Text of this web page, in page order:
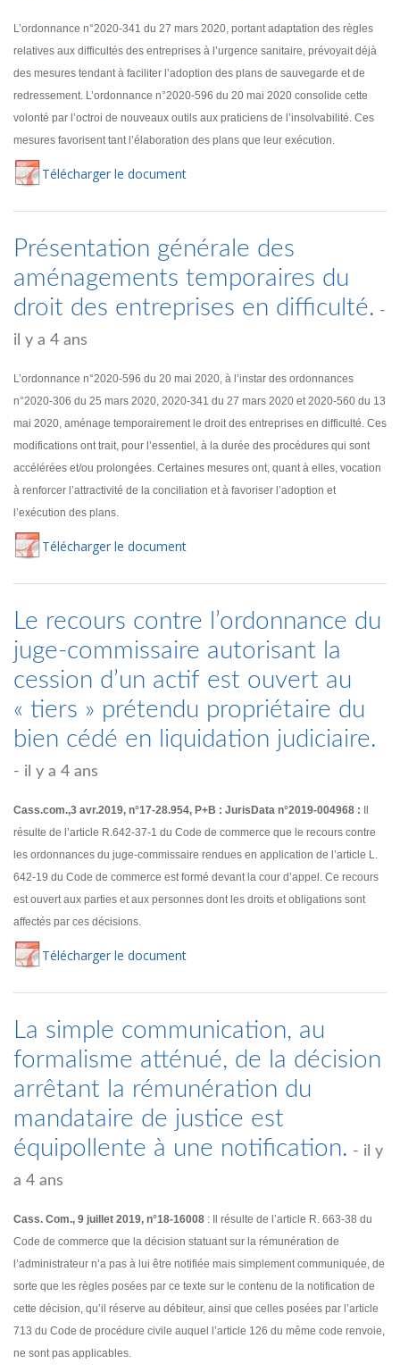
L’ordonnance n°2020-341 du 27 mars 2020, portant adaptation des règles
relatives aux difficultés des entreprises à l’urgence sanitaire, prévoyait déjà
des mesures tendant à faciliter l’adoption des plans de sauvegarde et de
redressement. L’ordonnance n°2020-596 du 20 mai 2020 consolide cette
volonté par l’octroi de nouveaux outils aux praticiens de l’insolvabilité. Ces
mesures favorisent tant l’élaboration des plans que leur exécution.
Télécharger le document
Présentation générale des
aménagements temporaires du
droit des entreprises en difficulté. -
il y a 4 ans
L’ordonnance n°2020-596 du 20 mai 2020, à l’instar des ordonnances
n°2020-306 du 25 mars 2020, 2020-341 du 27 mars 2020 et 2020-560 du 13
mai 2020, aménage temporairement le droit des entreprises en difficulté. Ces
modifications ont trait, pour l’essentiel, à la durée des procédures qui sont
accélérées et/ou prolongées. Certaines mesures ont, quant à elles, vocation
à renforcer l’attractivité de la conciliation et à favoriser l’adoption et
l’exécution des plans.
Télécharger le document
Le recours contre l’ordonnance du
juge-commissaire autorisant la
cession d’un actif est ouvert au
« tiers » prétendu propriétaire du
bien cédé en liquidation judiciaire.
- il y a 4 ans
Cass.com.,3 avr.2019, n°17-28.954, P+B : JurisData n°2019-004968 :
résulte de l’article R.642-37-1 du Code de commerce que le recours contre
les ordonnances du juge-commissaire rendues en application de l’article L.
642-19 du Code de commerce est formé devant la cour d’appel. Ce recours
est ouvert aux parties et aux personnes dont les droits et obligations sont
affectés par ces décisions.
Télécharger le document
La simple communication, au
formalisme atténué, de la décision
arrêtant la rémunération du
mandataire de justice est
équipollente à une notification. - il y
a 4 ans
Cass. Com., 9 juillet 2019, n°18-16008 : Il résulte de l’article R. 663-38 du
Code de commerce que la décision statuant sur la rémunération de
l’administrateur n’a pas à lui être notifiée mais simplement communiquée, de
sorte que les règles posées par ce texte sur le contenu de la notification de
cette décision, qu’il réserve au débiteur, ainsi que celles posées par l’article
713 du Code de procédure civile auquel l’article 126 du même code renvoie,
ne sont pas applicables.